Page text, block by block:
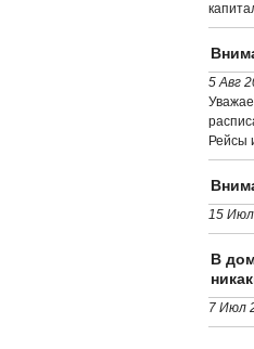
5 Авг
Рейсы
15
В
7 Июл